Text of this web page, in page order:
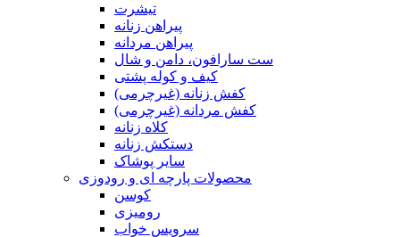
تیشرت
پیراهن زنانه
پیراهن مردانه
ست سارافون، دامن و شال
کیف و کوله پشتی
کفش زنانه (غیرچرمی)
کفش مردانه (غیرچرمی)
کلاه زنانه
دستکش زنانه
سایر پوشاک
محصولات پارچه ای و رودوزی
کوسن
رومیزی
سرویس خواب